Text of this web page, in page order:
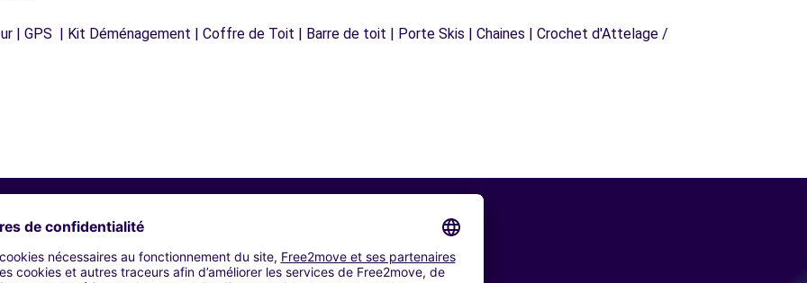
| GPS | Kit Déménagement | Coffre de Toit | Barre de toit | Porte Skis | Chaines | Crochet d'Attelage /